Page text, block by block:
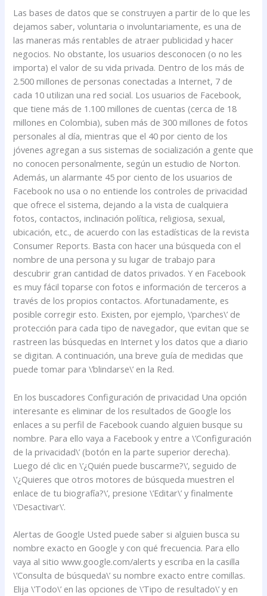
Las bases de datos que se construyen a partir de lo que les
dejamos saber, voluntaria o involuntariamente, es una de
las maneras más rentables de atraer publicidad y hacer
negocios. No obstante, los usuarios desconocen (o no les
importa) el valor de su vida privada. Dentro de los más de
2.500 millones de personas conectadas a Internet, 7 de
cada 10 utilizan una red social. Los usuarios de Facebook,
que tiene más de 1.100 millones de cuentas (cerca de 18
millones en Colombia), suben más de 300 millones de fotos
personales al día, mientras que el 40 por ciento de los
jóvenes agregan a sus sistemas de socialización a gente que
no conocen personalmente, según un estudio de Norton.
Además, un alarmante 45 por ciento de los usuarios de
Facebook no usa o no entiende los controles de privacidad
que ofrece el sistema, dejando a la vista de cualquiera
fotos, contactos, inclinación política, religiosa, sexual,
ubicación, etc., de acuerdo con las estadísticas de la revista
Consumer Reports. Basta con hacer una búsqueda con el
nombre de una persona y su lugar de trabajo para
descubrir gran cantidad de datos privados. Y en Facebook
es muy fácil toparse con fotos e información de terceros a
través de los propios contactos. Afortunadamente, es
posible corregir esto. Existen, por ejemplo, \’parches\’ de
protección para cada tipo de navegador, que evitan que se
rastreen las búsquedas en Internet y los datos que a diario
se digitan. A continuación, una breve guía de medidas que
puede tomar para \’blindarse\’ en la Red.
En los buscadores Configuración de privacidad Una opción
interesante es eliminar de los resultados de Google los
enlaces a su perfil de Facebook cuando alguien busque su
nombre. Para ello vaya a Facebook y entre a \’Configuración
de la privacidad\’ (botón en la parte superior derecha).
Luego dé clic en \’¿Quién puede buscarme?\’, seguido de
\’¿Quieres que otros motores de búsqueda muestren el
enlace de tu biografía?\’, presione \’Editar\’ y finalmente
\’Desactivar\’.
Alertas de Google Usted puede saber si alguien busca su
nombre exacto en Google y con qué frecuencia. Para ello
vaya al sitio www.google.com/alerts y escriba en la casilla
\’Consulta de búsqueda\’ su nombre exacto entre comillas.
Elija \’Todo\’ en las opciones de \’Tipo de resultado\’ y en